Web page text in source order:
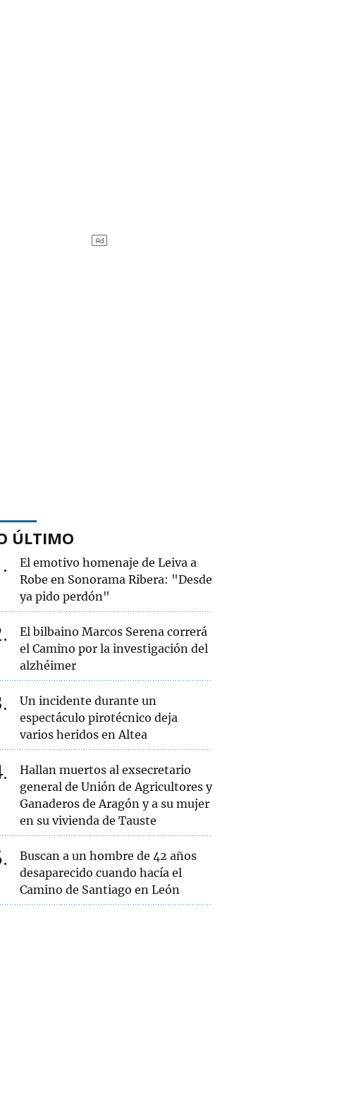
ÚLTIMO
El emotivo homenaje de Leiva a
Robe en Sonorama Ribera: "Desde
ya pido perdón"
El bilbaino Marcos Serena correrá
el Camino por la investigación del
alzhéimer
Un incidente durante un
espectáculo pirotécnico deja
varios heridos en Altea
Hallan muertos al exsecretario
general de Unión de Agricultores y
Ganaderos de Aragón y a su mujer
en su vivienda de Tauste
Buscan a un hombre de 42 años
desaparecido cuando hacía el
Camino de Santiago en León